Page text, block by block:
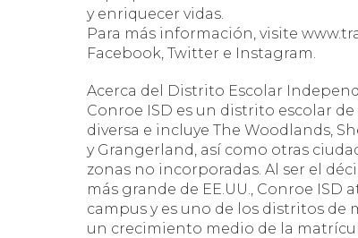
y enriquecer vidas.
Para más información, visite
Facebook, Twitter e Instagram.
Acerca del Distrito Escolar
Conroe ISD es un distrito escolar
diversa e incluye The Woodlands,
y Grangerland, así como otras
zonas no incorporadas. Al ser el
más grande de EE.UU., Conroe ISD
campus y es uno de los distritos de
un crecimiento medio de la